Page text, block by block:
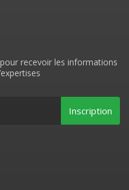
recevoir les informations
Inscription